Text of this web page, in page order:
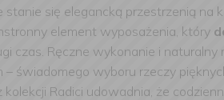
stanie się elegancką przestrzenią na
element wyposażenia, który
czas. Ręczne wykonanie i
świadomego wyboru rzeczy
kolekcji Radici udowadnia, że